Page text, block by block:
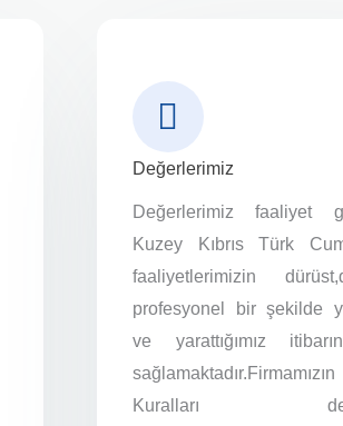
Değerlerimiz
Değerlerimiz faaliyet
Kuzey Kıbrıs Türk
faaliyetlerimizin
profesyonel bir şekilde
ve yarattığımız
Kuralları